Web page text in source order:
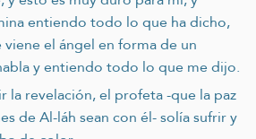
entiendo todo lo que ha dicho,
el ángel en forma de un
y entiendo todo lo que me dijo.
la revelación, el profeta -que la paz
de Al-láh sean con él- solía sufrir y